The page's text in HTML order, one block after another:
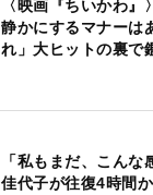
〈映画『ちいかわ
静かにするマナーは
れ」大ヒットの裏で
「私もまだ、こん
佳代子が往復4時間